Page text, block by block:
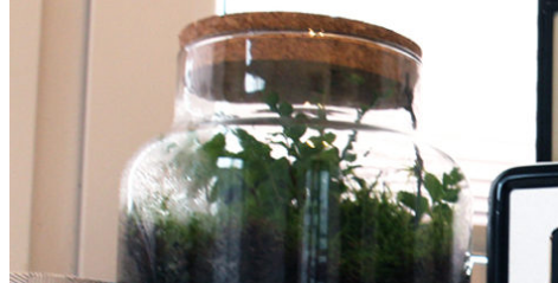
KAUTION
REISE
TIERE
TECHNIK
KATEGORIEN
FOOD & DRINKS
KIND & BABY
BEAUTY
REZEPTE
LIFESTYLE